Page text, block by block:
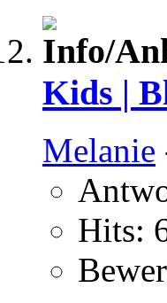
Kids |
Melanie
Hits: